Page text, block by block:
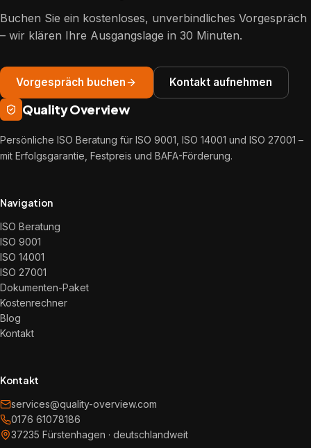
Buchen Sie ein kostenloses, unverbindliches Vorgespräch
– wir klären Ihre Ausgangslage in 30 Minuten.
Vorgespräch buchen Kontakt aufnehmen
Quality Overview
Persönliche ISO Beratung für ISO 9001, ISO 14001 und ISO 27001 –
mit Erfolgsgarantie, Festpreis und BAFA-Förderung.
Navigation
ISO Beratung
ISO 9001
ISO 14001
ISO 27001
Dokumenten-Paket
Kostenrechner
Blog
Kontakt
Kontakt
services@quality-overview.com
0176 61078186
37235 Fürstenhagen · deutschlandweit